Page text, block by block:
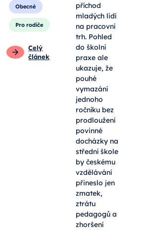
Obecné
Pro rodiče
Celý
článek
příchod
mladých lidí
na pracovní
trh. Pohled
do školní
praxe ale
ukazuje, že
pouhé
vymazání
jednoho
ročníku bez
prodloužení
povinné
docházky na
střední škole
by českému
vzdělávání
přineslo jen
zmatek,
ztrátu
pedagogů a
zhoršení